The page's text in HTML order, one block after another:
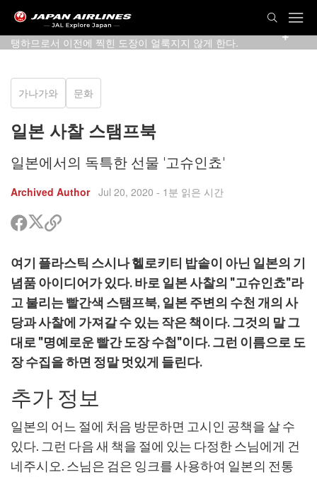
도쿄 아사쿠사의 이 승려의 팔 기술을 보자. 다른 한 팔을 지
탱하므로서 이전에 찍힌 도장이 얼룩지지 않게 한다.
가나가와 문화
일본 사찰 스탬프북
일본에서의 독특한 선물 '고슈인쵸'
Archived Author Jul 20, 2020 - 1분 읽은 시간
페
북
공
유
트
위
공
유
공
링
크
복
사
여기 플라스틱 스시나 헬로키티 밥솥이 아닌 일본의 기
념품 아이디어가 있다. 바로 일본 사찰의 "고슈인쵸"라
고 불리는 빨간색 스탬프북, 일본 주변의 수천 개의 사
당과 사찰에 가져갈 수 있는 작은 책이다. 그것의 말 그
대로 "명예로운 빨간 도장 수첩"이다. 그런 이름으로 도
장 수집을 하면 정말 멋있게 들린다.
추가 정보
일본의 어느 절에 처음 방문하면 고시인 공책을 살 수
있다. 그런 다음 새 책을 절에 있는 다정한 스님에게 건
네주시오. 스님은 검은 잉크를 사용하여 일본의 전통